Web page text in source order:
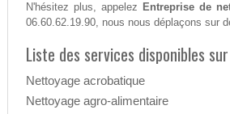
N'hésitez plus, appelez Entreprise de
06.60.62.19.90, nous nous déplaçons sur
Liste des services disponibles
Nettoyage acrobatique
Nettoyage agro-alimentaire